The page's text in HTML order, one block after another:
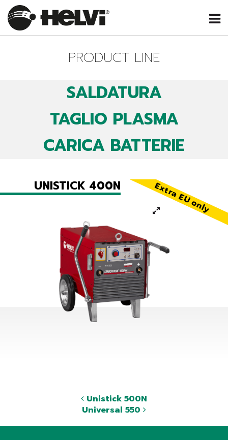
PRODUCT LINE
SALDATURA
TAGLIO PLASMA
CARICA BATTERIE
Extra EU only
UNISTICK 400N
Unistick 500N
Universal 550